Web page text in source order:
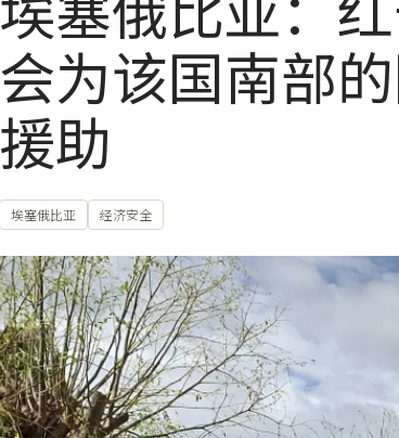
会为该国南部
援助
埃塞俄比亚 经济安全